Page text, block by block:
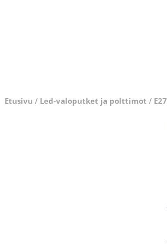
Etusivu / Led-valoputket ja polttimot / E27